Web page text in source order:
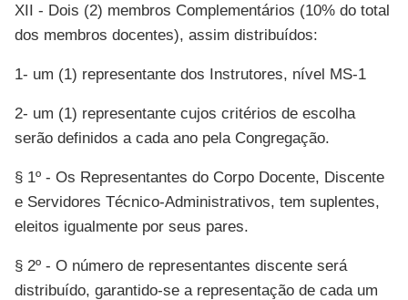
XII - Dois (2) membros Complementários (10% do total
dos membros docentes), assim distribuídos:
1- um (1) representante dos Instrutores, nível MS-1
2- um (1) representante cujos critérios de escolha
serão definidos a cada ano pela Congregação.
§ 1º - Os Representantes do Corpo Docente, Discente
e Servidores Técnico-Administrativos, tem suplentes,
eleitos igualmente por seus pares.
§ 2º - O número de representantes discente será
distribuído, garantido-se a representação de cada um